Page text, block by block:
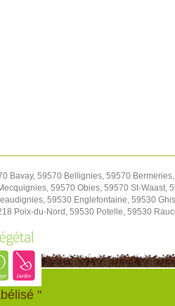
Bavay, 59570 Bellignies, 59570
59570 Obies, 59570 St-Waast,
59530 Englefontaine, 59530
Poix-du-Nord, 59530 Potelle, 59530
"